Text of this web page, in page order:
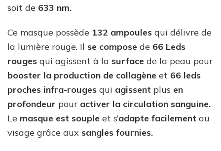
soit de 633 nm.
Ce masque possède 132 ampoules qui délivre de
la lumière rouge. Il se compose de 66 Leds
rouges qui agissent à la surface de la peau pour
booster la production de collagène et 66 leds
proches infra-rouges qui agissent plus en
profondeur pour activer la circulation sanguine.
Le masque est souple et s’adapte facilement au
visage grâce aux sangles fournies.